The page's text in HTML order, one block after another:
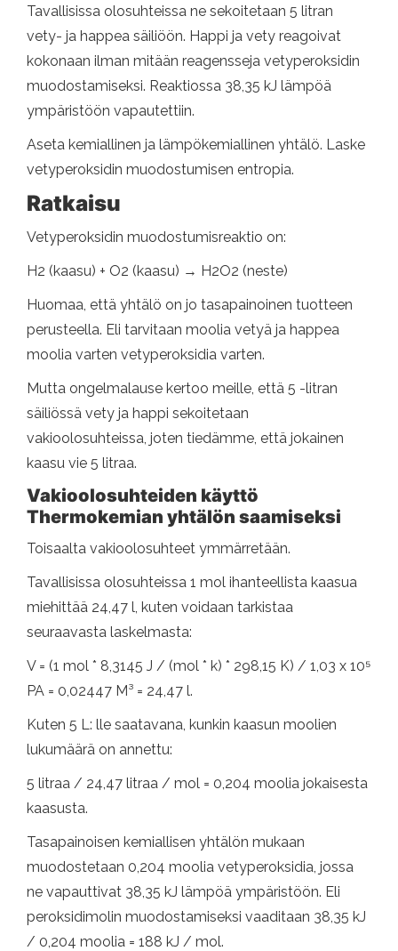
Tavallisissa olosuhteissa ne sekoitetaan 5 litran
vety- ja happea säiliöön. Happi ja vety reagoivat
kokonaan ilman mitään reagensseja vetyperoksidin
muodostamiseksi. Reaktiossa 38,35 kJ lämpöä
ympäristöön vapautettiin.
Aseta kemiallinen ja lämpökemiallinen yhtälö. Laske
vetyperoksidin muodostumisen entropia.
Ratkaisu
Vetyperoksidin muodostumisreaktio on:
H2 (kaasu) + O2 (kaasu) → H2O2 (neste)
Huomaa, että yhtälö on jo tasapainoinen tuotteen
perusteella. Eli tarvitaan moolia vetyä ja happea
moolia varten vetyperoksidia varten.
Mutta ongelmalause kertoo meille, että 5 -litran
säiliössä vety ja happi sekoitetaan
vakioolosuhteissa, joten tiedämme, että jokainen
kaasu vie 5 litraa.
Vakioolosuhteiden käyttö
Thermokemian yhtälön saamiseksi
Toisaalta vakioolosuhteet ymmärretään.
Tavallisissa olosuhteissa 1 mol ihanteellista kaasua
miehittää 24,47 l, kuten voidaan tarkistaa
seuraavasta laskelmasta:
V = (1 mol * 8,3145 J / (mol * k) * 298,15 K) / 1,03 x 10⁵
PA = 0,02447 M³ = 24,47 l.
Kuten 5 L: lle saatavana, kunkin kaasun moolien
lukumäärä on annettu:
5 litraa / 24,47 litraa / mol = 0,204 moolia jokaisesta
kaasusta.
Tasapainoisen kemiallisen yhtälön mukaan
muodostetaan 0,204 moolia vetyperoksidia, jossa
ne vapauttivat 38,35 kJ lämpöä ympäristöön. Eli
peroksidimolin muodostamiseksi vaaditaan 38,35 kJ
/ 0,204 moolia = 188 kJ / mol.